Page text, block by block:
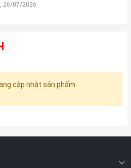
26/07/2026
cập nhật sản phẩm